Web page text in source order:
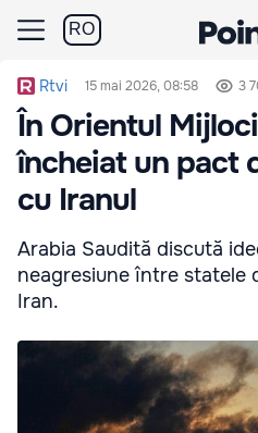
RO
Rtvi 15 mai 2026, 08:58 3
În Orientul
încheiat un pact
cu Iranul
Arabia Saudită discută
neagresiune între statele
Iran.